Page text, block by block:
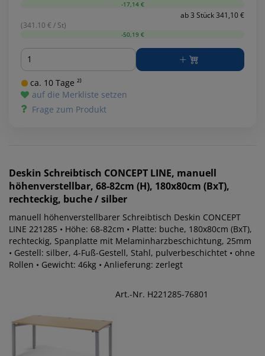
-17,14 €
ab 3 Stück 341,10 €
(341.10 € / St)
-50,19 €
Menge
ca. 10 Tage ²⁾
auf die Merkliste setzen
Frage zum Produkt
Deskin Schreibtisch CONCEPT LINE, manuell
höhenverstellbar, 68-82cm (H), 180x80cm (BxT),
rechteckig, buche / silber
manuell höhenverstellbarer Schreibtisch Deskin CONCEPT
LINE 221285 • Höhe: 68-82cm • Platte: buche, 180x80cm (BxT),
rechteckig, Spanplatte mit Melaminharzbeschichtung, 25mm
• Gestell: silber, 4-Fuß-Gestell, Stahl, pulverbeschichtet • ohne
Rollen • Gewicht: 46kg • Anlieferung: zerlegt
Art.-Nr. H221285-76801